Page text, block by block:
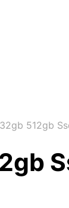
512gb